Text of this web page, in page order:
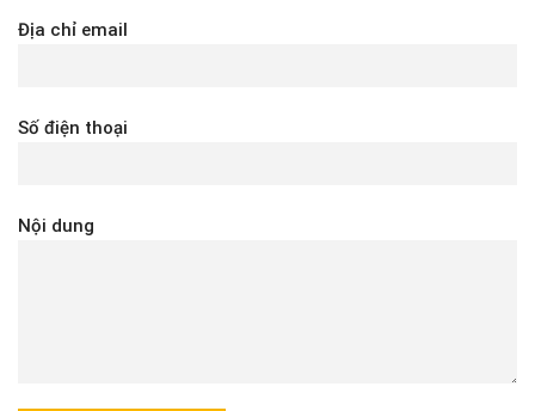
Địa chỉ email
Số điện thoại
Nội dung